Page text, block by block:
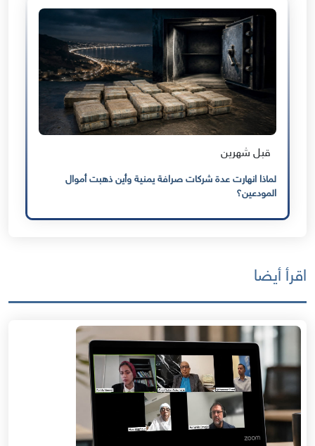
قبل شهرين
لماذا انهارت عدة شركات صرافة يمنية وأين ذهبت أموال
المودعين؟
اقرأ أيضا